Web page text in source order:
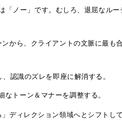
ノー」です。むしろ、退屈なル
から、クライアントの文脈に最も
認識のズレを即座に解消する。
トーン＆マナーを調整する。
ディレクション領域へとシフトし